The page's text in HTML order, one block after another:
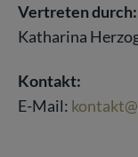
Vertreten durch:
Katharina
Kontakt:
E-Mail: